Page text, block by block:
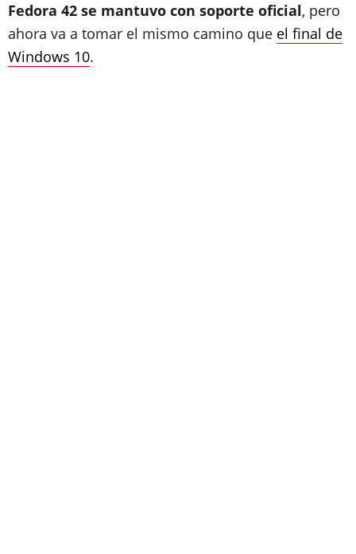
Fedora 42 se mantuvo con soporte oficial, pero
ahora va a tomar el mismo camino que el final de
Windows 10.